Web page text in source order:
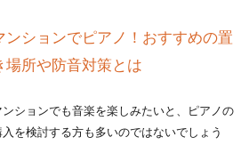
ンションでピアノ！おすすめの置
場所や防音対策とは
ンションでも音楽を楽しみたいと、ピアノの
入を検討する方も多いのではないでしょう